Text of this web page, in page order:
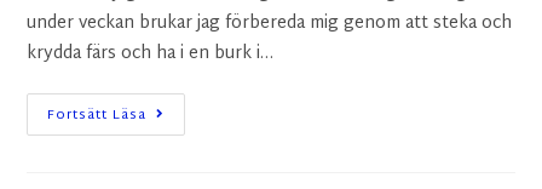
under veckan brukar jag förbereda mig genom att steka och
krydda färs och ha i en burk i…
Fortsätt Läsa